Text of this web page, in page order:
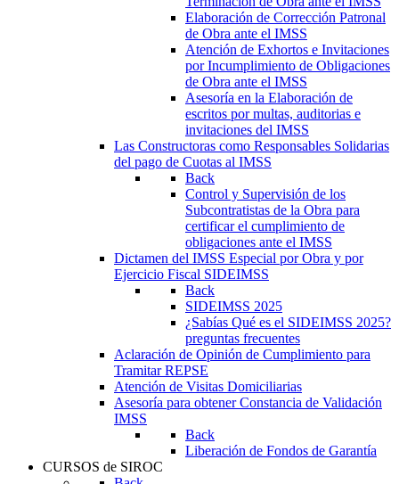
Elaboración de Corrección Patronal
de Obra ante el IMSS
Atención de Exhortos e Invitaciones
por Incumplimiento de Obligaciones
de Obra ante el IMSS
Asesoría en la Elaboración de
escritos por multas, auditorias e
invitaciones del IMSS
Las Constructoras como Responsables Solidarias
del pago de Cuotas al IMSS
Back
Control y Supervisión de los
Subcontratistas de la Obra para
certificar el cumplimiento de
obligaciones ante el IMSS
Dictamen del IMSS Especial por Obra y por
Ejercicio Fiscal SIDEIMSS
Back
SIDEIMSS 2025
¿Sabías Qué es el SIDEIMSS 2025?
preguntas frecuentes
Aclaración de Opinión de Cumplimiento para
Tramitar REPSE
Atención de Visitas Domiciliarias
Asesoría para obtener Constancia de Validación
IMSS
Back
Liberación de Fondos de Garantía
CURSOS de SIROC